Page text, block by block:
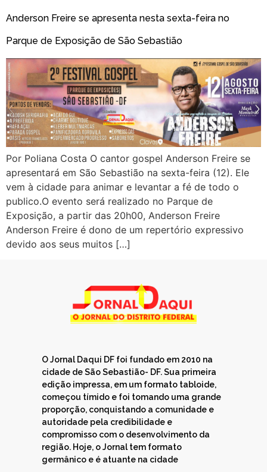
Anderson Freire se apresenta nesta sexta-feira no
Parque de Exposição de São Sebastião
Por Poliana Costa O cantor gospel Anderson Freire se
apresentará em São Sebastião na sexta-feira (12). Ele
vem à cidade para animar e levantar a fé de todo o
publico.O evento será realizado no Parque de
Exposição, a partir das 20h00, Anderson Freire
Anderson Freire é dono de um repertório expressivo
devido aos seus muitos […]
O Jornal Daqui DF foi fundado em 2010 na
cidade de São Sebastião- DF. Sua primeira
edição impressa, em um formato tabloide,
começou tímido e foi tomando uma grande
proporção, conquistando a comunidade e
autoridade pela credibilidade e
compromisso com o desenvolvimento da
região. Hoje, o Jornal tem formato
germânico e é atuante na cidade